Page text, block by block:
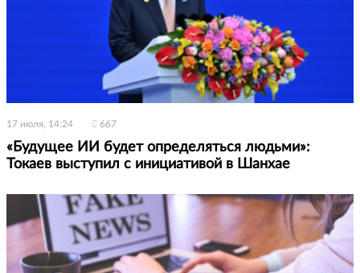
17 июля, 14:24 667
«Будущее ИИ будет определяться людьми»:
Токаев выступил с инициативой в Шанхае